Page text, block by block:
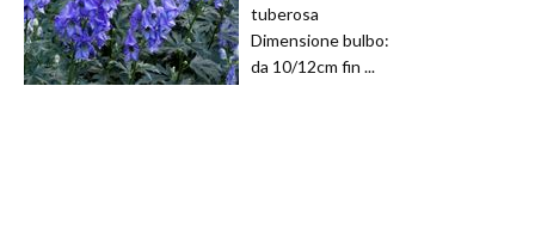
tuberosa
Dimensione bulbo:
da 10/12cm fin ...